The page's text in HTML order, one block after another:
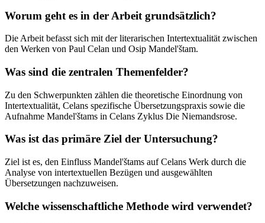
Worum geht es in der Arbeit grundsätzlich?
Die Arbeit befasst sich mit der literarischen Intertextualität zwischen
den Werken von Paul Celan und Osip Mandel'štam.
Was sind die zentralen Themenfelder?
Zu den Schwerpunkten zählen die theoretische Einordnung von
Intertextualität, Celans spezifische Übersetzungspraxis sowie die
Aufnahme Mandel'štams in Celans Zyklus Die Niemandsrose.
Was ist das primäre Ziel der Untersuchung?
Ziel ist es, den Einfluss Mandel'štams auf Celans Werk durch die
Analyse von intertextuellen Bezügen und ausgewählten
Übersetzungen nachzuweisen.
Welche wissenschaftliche Methode wird verwendet?